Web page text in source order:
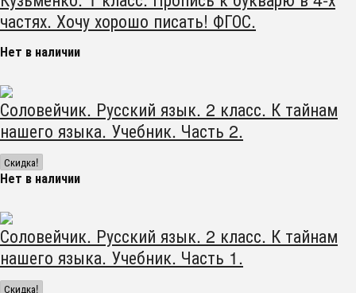
частях. Хочу хорошо писать! ФГОС.
Нет в наличии
Соловейчик. Русский язык. 2 класс. К тайнам
нашего языка. Учебник. Часть 2.
Скидка!
Нет в наличии
Соловейчик. Русский язык. 2 класс. К тайнам
нашего языка. Учебник. Часть 1.
Скидка!